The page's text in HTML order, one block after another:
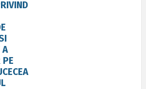
A
PE